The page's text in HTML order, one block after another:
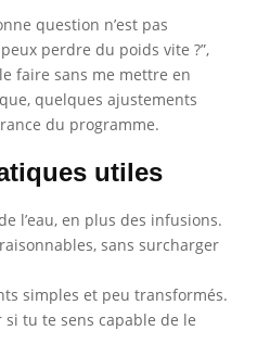
question n’est pas
perdre du poids vite ?”,
faire sans me mettre en
quelques ajustements
du programme.
utiles
l’eau, en plus des infusions.
sans surcharger
simples et peu transformés.
tu te sens capable de le